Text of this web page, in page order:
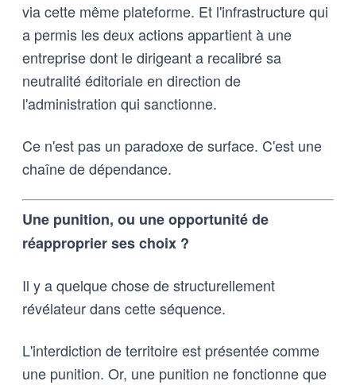
via cette même plateforme. Et l'infrastructure qui
a permis les deux actions appartient à une
entreprise dont le dirigeant a recalibré sa
neutralité éditoriale en direction de
l'administration qui sanctionne.
Ce n'est pas un paradoxe de surface. C'est une
chaîne de dépendance.
Une punition, ou une opportunité de
réapproprier ses choix ?
Il y a quelque chose de structurellement
révélateur dans cette séquence.
L'interdiction de territoire est présentée comme
une punition. Or, une punition ne fonctionne que